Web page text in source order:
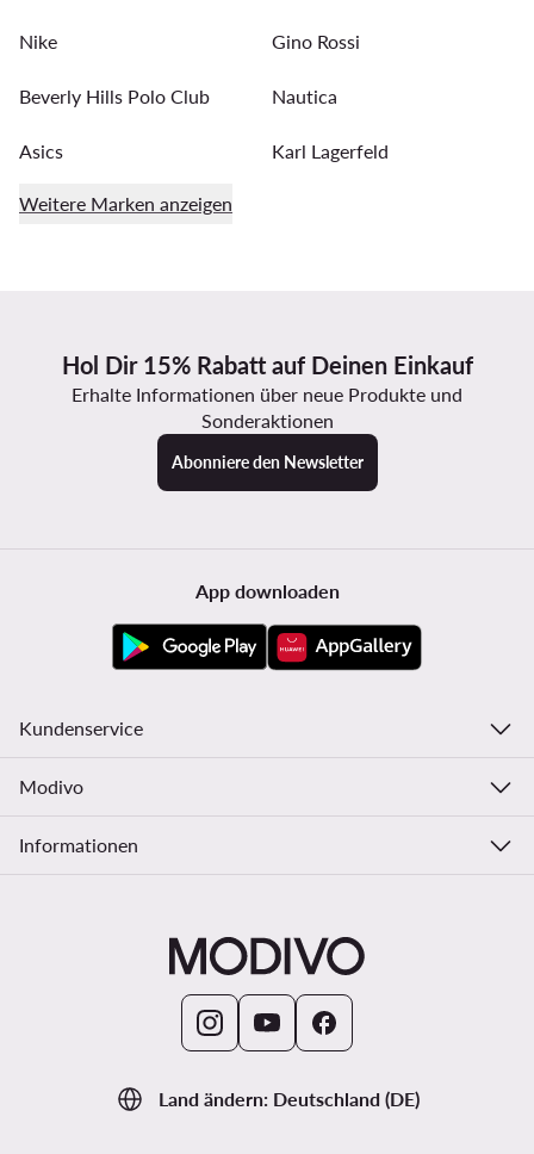
Nike Gino Rossi
Beverly Hills Polo Club Nautica
Asics Karl Lagerfeld
Weitere Marken anzeigen
Hol Dir 15% Rabatt auf Deinen Einkauf
Erhalte Informationen über neue Produkte und
Sonderaktionen
Abonniere den Newsletter
Land ändern: Deutschland (DE)
App downloaden
Kundenservice
Modivo
Informationen